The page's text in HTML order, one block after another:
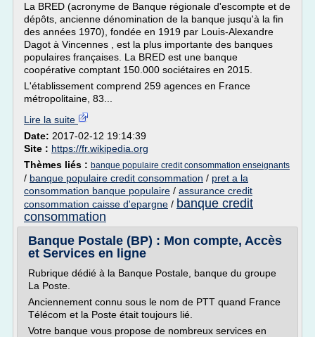
La BRED (acronyme de Banque régionale d'escompte et de
dépôts, ancienne dénomination de la banque jusqu'à la fin
des années 1970), fondée en 1919 par Louis-Alexandre
Dagot à Vincennes , est la plus importante des banques
populaires françaises. La BRED est une banque
coopérative comptant 150.000 sociétaires en 2015.
L'établissement comprend 259 agences en France
métropolitaine, 83...
Lire la suite
Date: 2017-02-12 19:14:39
Site : https://fr.wikipedia.org
Thèmes liés : banque populaire credit consommation enseignants
/ banque populaire credit consommation / pret a la
consommation banque populaire / assurance credit
consommation caisse d'epargne / banque credit
consommation
Banque Postale (BP) : Mon compte, Accès
et Services en ligne
Rubrique dédié à la Banque Postale, banque du groupe
La Poste.
Anciennement connu sous le nom de PTT quand France
Télécom et la Poste était toujours lié.
Votre banque vous propose de nombreux services en